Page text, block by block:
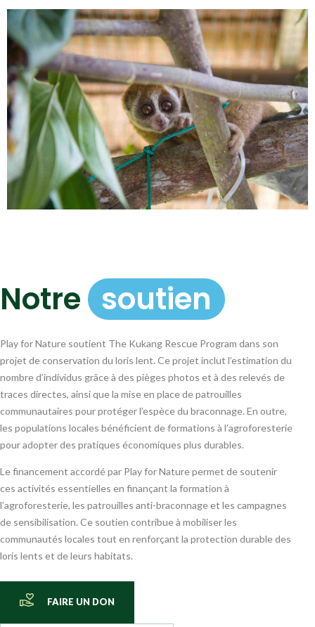
Notre soutien
Play for Nature soutient The Kukang Rescue Program dans son
projet de conservation du loris lent. Ce projet inclut l’estimation du
nombre d’individus grâce à des pièges photos et à des relevés de
traces directes, ainsi que la mise en place de patrouilles
communautaires pour protéger l’espèce du braconnage. En outre,
les populations locales bénéficient de formations à l’agroforesterie
pour adopter des pratiques économiques plus durables.
Le financement accordé par Play for Nature permet de soutenir
ces activités essentielles en finançant la formation à
l’agroforesterie, les patrouilles anti-braconnage et les campagnes
de sensibilisation. Ce soutien contribue à mobiliser les
communautés locales tout en renforçant la protection durable des
loris lents et de leurs habitats.
FAIRE UN DON